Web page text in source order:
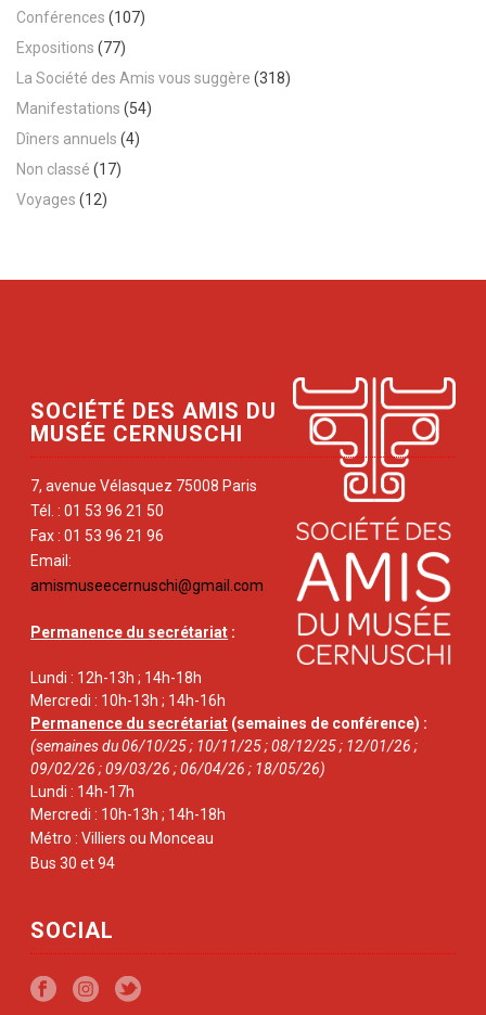
Conférences (107)
Expositions (77)
La Société des Amis vous suggère (318)
Manifestations (54)
Dîners annuels (4)
Non classé (17)
Voyages (12)
SOCIÉTÉ DES AMIS DU
MUSÉE CERNUSCHI
7, avenue Vélasquez 75008 Paris
Tél. : 01 53 96 21 50
Fax : 01 53 96 21 96
Email:
amismuseecernuschi@gmail.com
Permanence du secrétariat :
Lundi : 12h-13h ; 14h-18h
Mercredi : 10h-13h ; 14h-16h
Permanence du secrétariat (semaines de conférence) :
(semaines du 06/10/25 ; 10/11/25 ; 08/12/25 ; 12/01/26 ;
09/02/26 ; 09/03/26 ; 06/04/26 ; 18/05/26)
Lundi : 14h-17h
Mercredi : 10h-13h ; 14h-18h
Métro : Villiers ou Monceau
Bus 30 et 94
SOCIAL